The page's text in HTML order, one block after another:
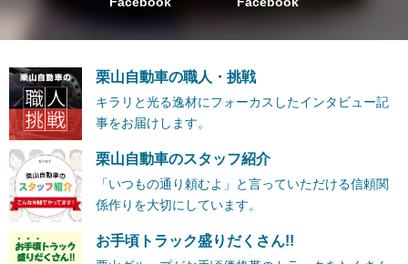
栗山自動車の職人・挑戦
キラリと光る逸材にフォーカスしたインタビュー記
事をお届けします。
栗山自動車のスタッフ紹介
「いつもの通り頼むよ」と言っていただける信頼関
係作りを大切にしています。
お手頃トラック盛りだくさん!!